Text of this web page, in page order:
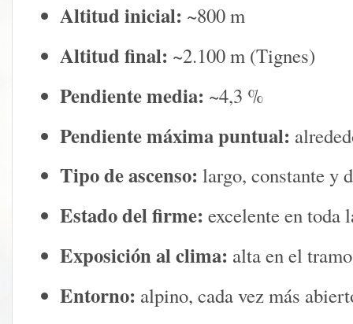
Altitud inicial: ~800 m
Altitud final: ~2.100 m (Tignes)
Pendiente media: ~4,3 %
Pendiente máxima puntual:
Tipo de ascenso: largo, constante y
Estado del firme: excelente en toda
Exposición al clima: alta en el
Entorno: alpino, cada vez más